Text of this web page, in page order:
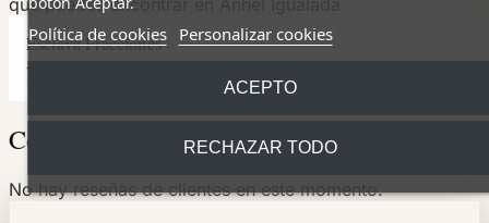
Esclava Fracciones
733,00 €
Comentarios (0)
No hay reseñas de clientes en este momento.
Política de cookies Personalizar cookies
RECHAZAR TODO
ACEPTO